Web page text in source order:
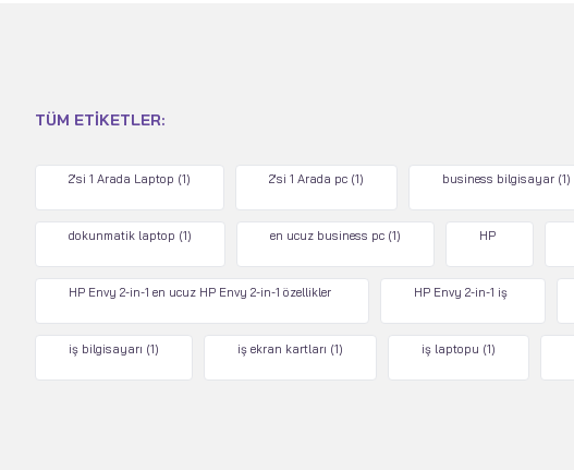
TÜM ETIKETLER:
2'si 1 Arada Laptop (1) 2'si 1 Arada pc (1) business bilgisayar (1)
dokunmatik laptop (1) en ucuz business pc (1) HP
HP Envy 2-in-1 en ucuz HP Envy 2-in-1 özellikler HP Envy 2-in-1 iş
iş bilgisayarı (1) iş ekran kartları (1) iş laptopu (1)